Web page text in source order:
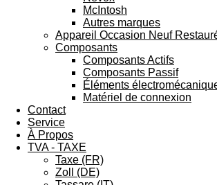
McIntosh
Autres marques
Appareil Occasion Neuf
Composants
Composants Actifs
Composants Passif
Éléments
Matériel de connexion
Contact
Service
À Propos
TVA - TAXE
Taxe (FR)
Zoll (DE)